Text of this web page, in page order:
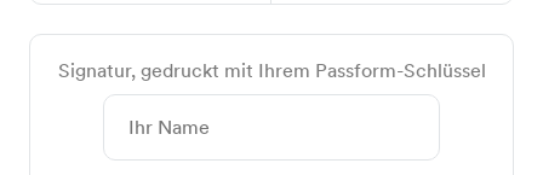
Signatur, gedruckt mit Ihrem Passform-Schlüssel